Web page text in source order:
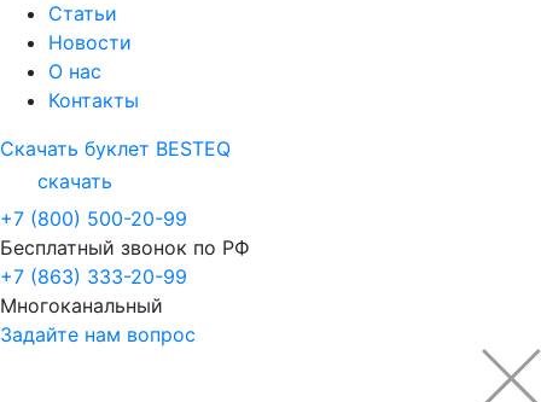
Статьи
Новости
О нас
Контакты
Скачать буклет BESTEQ
скачать
+7 (800) 500-20-99
Бесплатный звонок по РФ
+7 (863) 333-20-99
Многоканальный
Задайте нам вопрос